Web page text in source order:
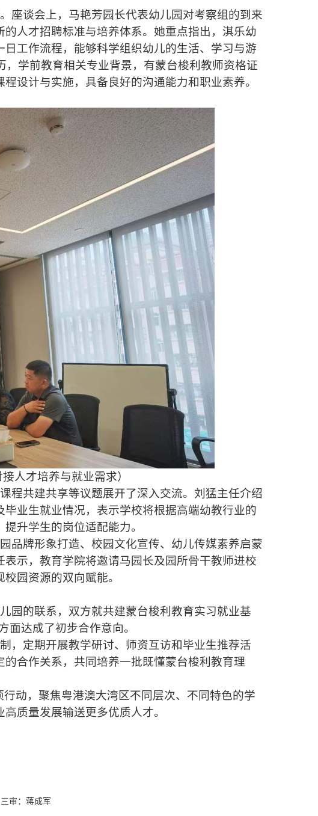
座谈会上，马艳芳园长代表幼儿园对考察组的到来
人才招聘标准与培养体系。她重点指出，淇乐幼
工作流程，能够科学组织幼儿的生活、学习与游
学前教育相关专业背景，有蒙台梭利教师资格证
设计与实施，具备良好的沟通能力和职业素养。
人才培养与就业需求）
程共建共享等议题展开了深入交流。刘猛主任介绍
业生就业情况，表示学校将根据高端幼教行业的
升学生的岗位适配能力。
品牌形象打造、校园文化宣传、幼儿传媒素养启蒙
示，教育学院将邀请马园长及园所骨干教师进校
园资源的双向赋能。
园的联系，双方就共建蒙台梭利教育实习就业基
面达成了初步合作意向。
，定期开展教学研讨、师资互访和毕业生推荐活
合作关系，共同培养一批既懂蒙台梭利教育理
动，聚焦粤港澳大湾区不同层次、不同特色的学
质量发展输送更多优质人才。
三审：蒋成军